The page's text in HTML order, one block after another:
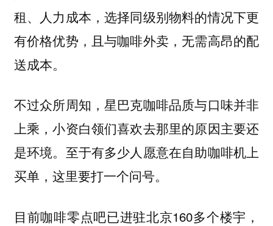
租、人力成本，选择同级别物料的情况下更
有价格优势，且与咖啡外卖，无需高昂的配
送成本。
不过众所周知，星巴克咖啡品质与口味并非
上乘，小资白领们喜欢去那里的原因主要还
是环境。至于有多少人愿意在自助咖啡机上
买单，这里要打一个问号。
目前咖啡零点吧已进驻北京160多个楼宇，